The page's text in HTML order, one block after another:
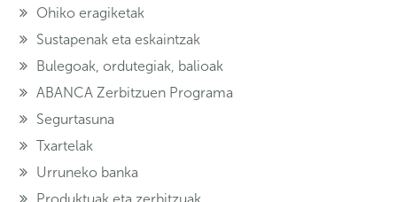
Ohiko eragiketak
Sustapenak eta eskaintzak
Bulegoak, ordutegiak, balioak
ABANCA Zerbitzuen Programa
Segurtasuna
Txartelak
Urruneko banka